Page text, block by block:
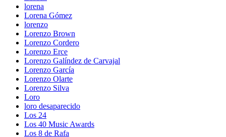
lorena
Lorena Gómez
lorenzo
Lorenzo Brown
Lorenzo Cordero
Lorenzo Erce
Lorenzo Galíndez de Carvajal
Lorenzo García
Lorenzo Olarte
Lorenzo Silva
Loro
loro desaparecido
Los 24
Los 40 Music Awards
Los 8 de Rafa